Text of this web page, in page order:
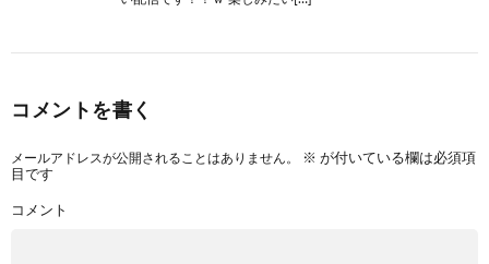
コメントを書く
メールアドレスが公開されることはありません。 ※ が付いている欄は必須項
目です
コメント